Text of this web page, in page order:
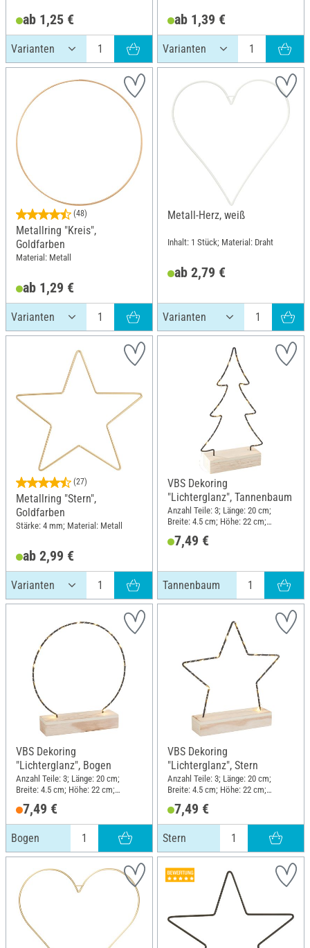
ab 1,25 € ab 1,39 €
(48)
Metallring "Kreis",
Goldfarben
Material: Metall
ab 1,29 €
Metall-Herz, weiß
Inhalt: 1 Stück; Material: Draht
ab 2,79 €
(27)
Metallring "Stern",
Goldfarben
Stärke: 4 mm; Material: Metall
ab 2,99 €
VBS Dekoring
"Lichterglanz", Tannenbaum
Anzahl Teile: 3; Länge: 20 cm;
Breite: 4.5 cm; Höhe: 22 cm;
7,49 €
Tannenbaum
VBS Dekoring
"Lichterglanz", Bogen
Anzahl Teile: 3; Länge: 20 cm;
Breite: 4.5 cm; Höhe: 22 cm;
7,49 €
Bogen
VBS Dekoring
"Lichterglanz", Stern
Anzahl Teile: 3; Länge: 20 cm;
Breite: 4.5 cm; Höhe: 22 cm;
7,49 €
Stern